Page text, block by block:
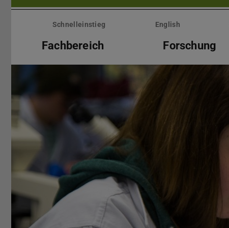
Menü
überspringenSchnelleinstieg English
Fachbereich Forschung